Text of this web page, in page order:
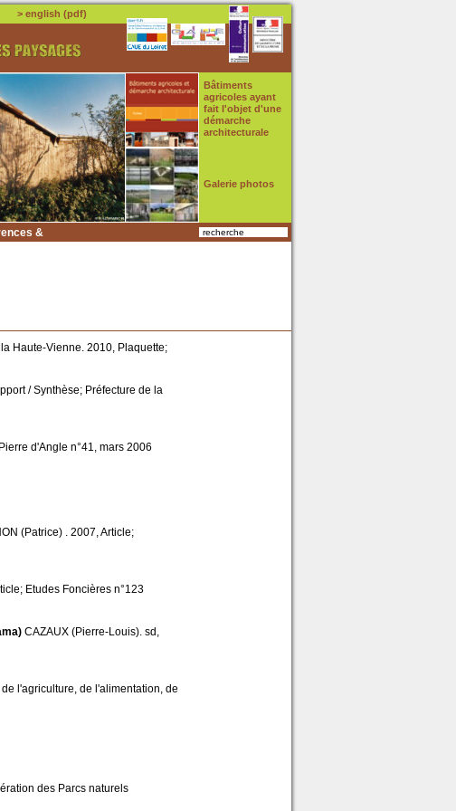
> english (pdf)
Bâtiments
agricoles ayant
fait l'objet d'une
démarche
architecturale
Galerie photos
&
recherche
Haute-Vienne. 2010, Plaquette;
/ Synthèse; Préfecture de la
d'Angle n°41, mars 2006
(Patrice) . 2007, Article;
Etudes Foncières n°123
CAZAUX (Pierre-Louis). sd,
l'agriculture, de l'alimentation, de
des Parcs naturels